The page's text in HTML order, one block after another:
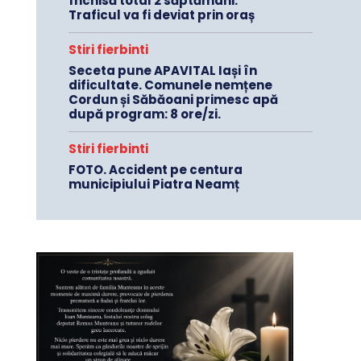
Traficul va fi deviat prin oraș
Stiri fierbinti
Seceta pune APAVITAL Iași în
dificultate. Comunele nemțene
Cordun și Săbăoani primesc apă
după program: 8 ore/zi.
Stiri fierbinti
FOTO. Accident pe centura
municipiului Piatra Neamț